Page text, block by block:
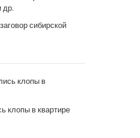
сибирской
клопы в квартире